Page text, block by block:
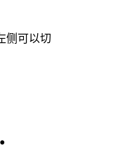
侧可以切